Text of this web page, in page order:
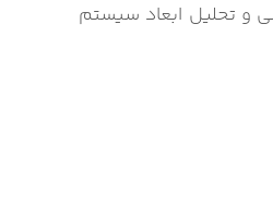
و تحلیل ابعاد سیستم